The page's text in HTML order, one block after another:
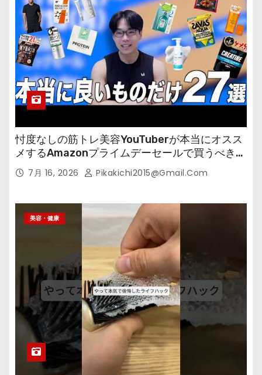
忖度なしの筋トレ美容YouTuberが本当にオスス
メするAmazonプライムデーセールで買うべきも
の 7月 16, 2026 Pikakichi2015@gmail.com
美容・健康